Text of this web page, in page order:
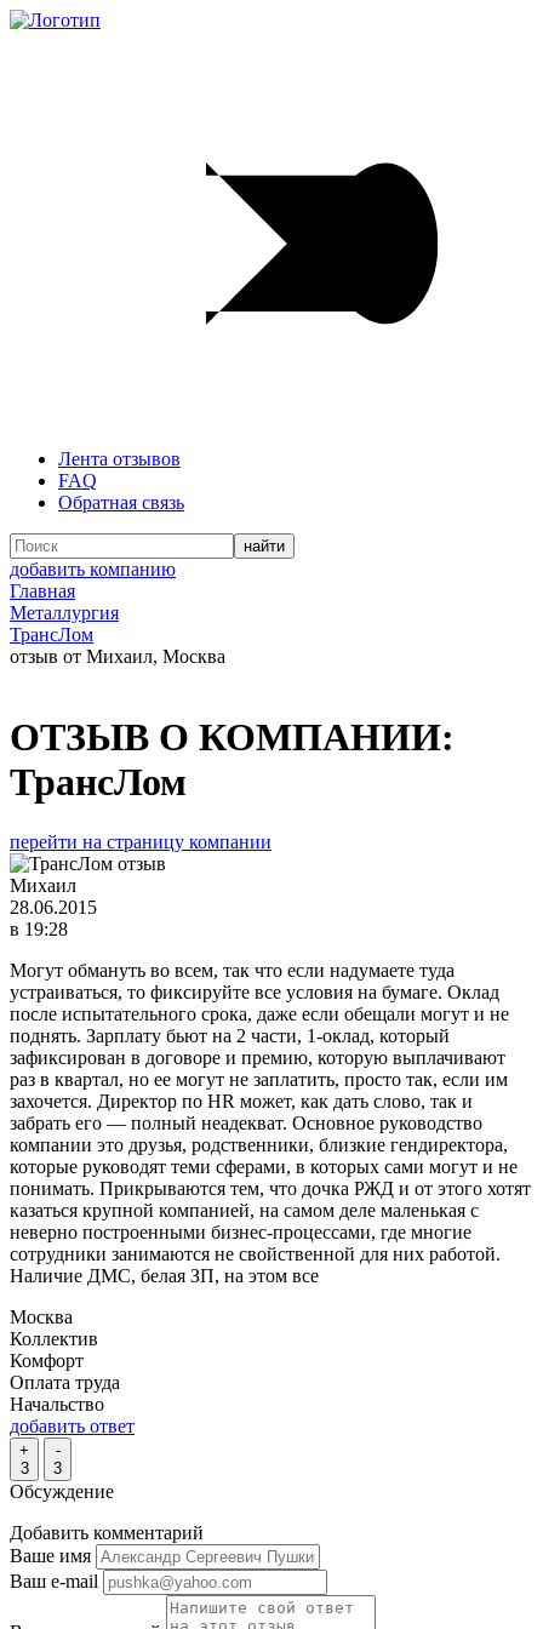
Лента отзывов
FAQ
Обратная связь
добавить компанию
Главная
Металлургия
ТрансЛом
отзыв от Михаил, Москва
ОТЗЫВ О КОМПАНИИ:
ТрансЛом
перейти на страницу компании
Михаил
28.06.2015
в 19:28
Могут обмануть во всем, так что если надумаете туда
устраиваться, то фиксируйте все условия на бумаге. Оклад
после испытательного срока, даже если обещали могут и не
поднять. Зарплату бьют на 2 части, 1-оклад, который
зафиксирован в договоре и премию, которую выплачивают
раз в квартал, но ее могут не заплатить, просто так, если им
захочется. Директор по HR может, как дать слово, так и
забрать его — полный неадекват. Основное руководство
компании это друзья, родственники, близкие гендиректора,
которые руководят теми сферами, в которых сами могут и не
понимать. Прикрываются тем, что дочка РЖД и от этого хотят
казаться крупной компанией, на самом деле маленькая с
неверно построенными бизнес-процессами, где многие
сотрудники занимаются не свойственной для них работой.
Наличие ДМС, белая ЗП, на этом все
Москва
Коллектив
Комфорт
Оплата труда
Начальство
добавить ответ
+
3
-
3
Обсуждение
Добавить комментарий
Ваше имя
Ваш e-mail